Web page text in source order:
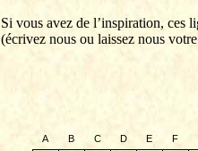
Si vous avez de l’inspiration, ces
(écrivez nous ou laissez nous
A B C D E F